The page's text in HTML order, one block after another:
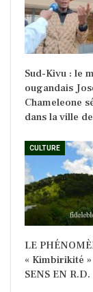
Sud-Kivu : le
ougandais
Chameleone
dans la ville
CULTURE
LE
« Kimbirikité »
SENS EN R.D.